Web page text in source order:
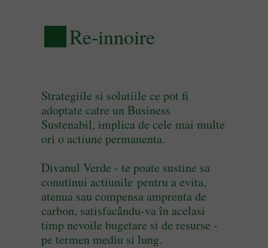
Strategiile si solutiile ce pot fi
adoptate catre un Business
Sustenabil, implica de cele mai multe
ori o actiune permanenta.
Divanul Verde - te poate sustine sa
conutinui actiunile pentru a evita,
atenua sau compensa amprenta de
carbon, satisfacându-va în acelasi
timp nevoile bugetare si de resurse -
pe termen mediu si lung.
Re-innoire